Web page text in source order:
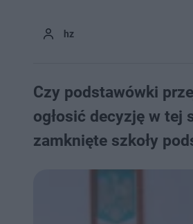
hz
Czy podstawówki
ogłosić decyzję w tej
zamknięte szkoły